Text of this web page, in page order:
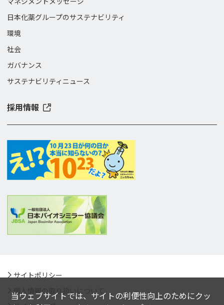
当ウェブサイトでは、サイトの利便性向上のためにクッ
日本化薬グループのサステナビリティ
環境
社会
ガバナンス
サステナビリティニュース
採用情報
サイトポリシー
個人情報の取り扱いについて